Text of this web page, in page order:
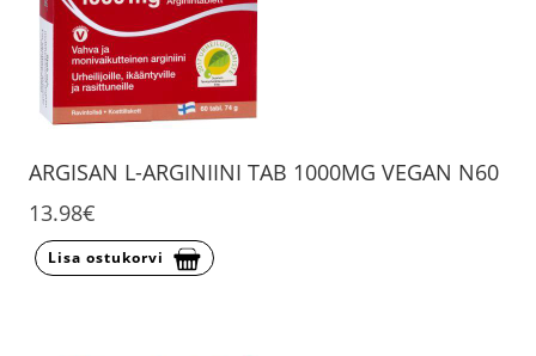
ARGISAN L-ARGINIINI TAB 1000MG VEGAN N60
13.98€
Lisa ostukorvi